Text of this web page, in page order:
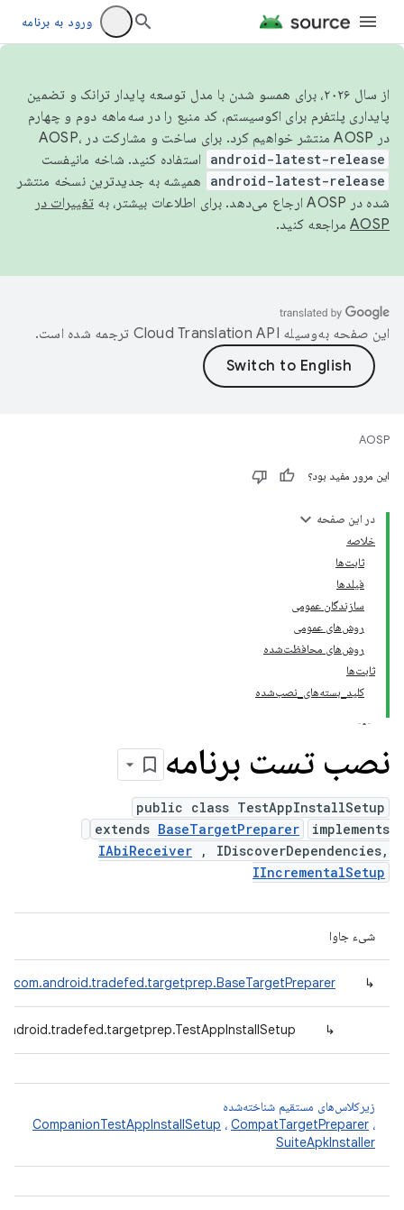
ورود به برنامه
از سال ۲۰۲۶، برای همسو شدن با مدل توسعه پایدار ترانک و تضمین
پایداری پلتفرم برای اکوسیستم، کد منبع را در سه‌ماهه دوم و چهارم
در AOSP منتشر خواهیم کرد. برای ساخت و مشارکت در AOSP،
android-latest-release استفاده کنید. شاخه مانیفست
android-latest-release
همیشه به جدیدترین نسخه منتشر
شده در AOSP ارجاع می‌دهد. برای اطلاعات بیشتر، به
تغییرات در
AOSP مراجعه کنید.
این صفحه به‌وسیله ترجمه شده است.
AOSP
این مرور مفید بود؟
در این صفحه
خلاصه
ثابت‌ها
فیلدها
سازندگان عمومی
روش‌های عمومی
روش‌های محافظت‌شده
ثابت‌ها
کلید_بسته‌های_نصب‌شده
نصب تست برنامه
public class TestAppInstallSetup
extends BaseTargetPreparer
implements
IAbiReceiver , IDiscoverDependencies,
IIncrementalSetup
شیء جاوا
↳
com.android.tradefed.targetprep.BaseTargetPreparer
↳
زیرکلاس‌های مستقیم شناخته‌شده
CompanionTestAppInstallSetup ، CompatTargetPreparer ،
SuiteApkInstaller